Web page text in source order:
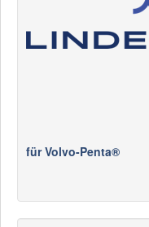
für Volvo-Penta®